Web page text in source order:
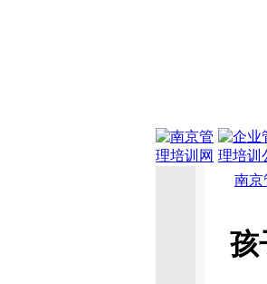
南京
孩